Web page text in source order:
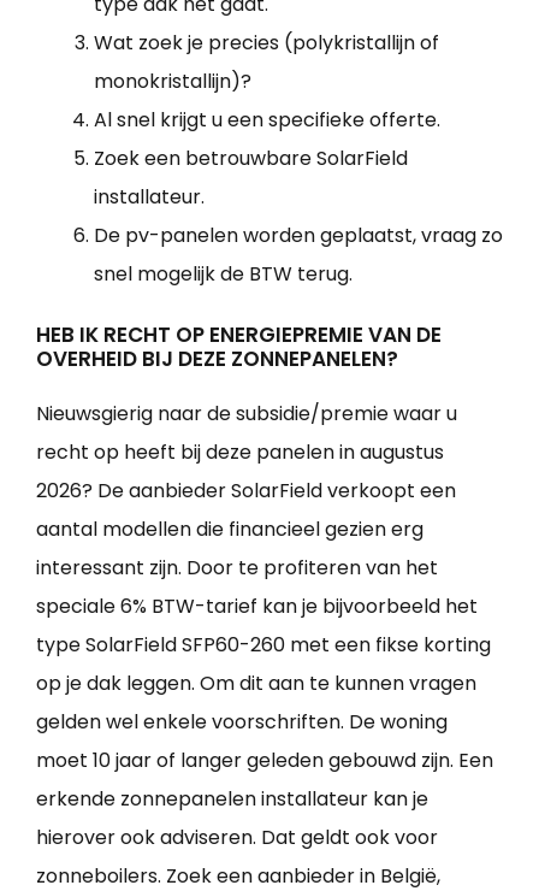
Wat zoek je precies (polykristallijn of
monokristallijn)?
Al snel krijgt u een specifieke offerte.
Zoek een betrouwbare SolarField
installateur.
De pv-panelen worden geplaatst, vraag zo
snel mogelijk de BTW terug.
HEB IK RECHT OP ENERGIEPREMIE VAN DE
OVERHEID BIJ DEZE ZONNEPANELEN?
Nieuwsgierig naar de subsidie/premie waar u
recht op heeft bij deze panelen in augustus
2026? De aanbieder SolarField verkoopt een
aantal modellen die financieel gezien erg
interessant zijn. Door te profiteren van het
speciale 6% BTW-tarief kan je bijvoorbeeld het
type SolarField SFP60-260 met een fikse korting
op je dak leggen. Om dit aan te kunnen vragen
gelden wel enkele voorschriften. De woning
moet 10 jaar of langer geleden gebouwd zijn. Een
erkende zonnepanelen installateur kan je
hierover ook adviseren. Dat geldt ook voor
zonneboilers. Zoek een aanbieder in België,